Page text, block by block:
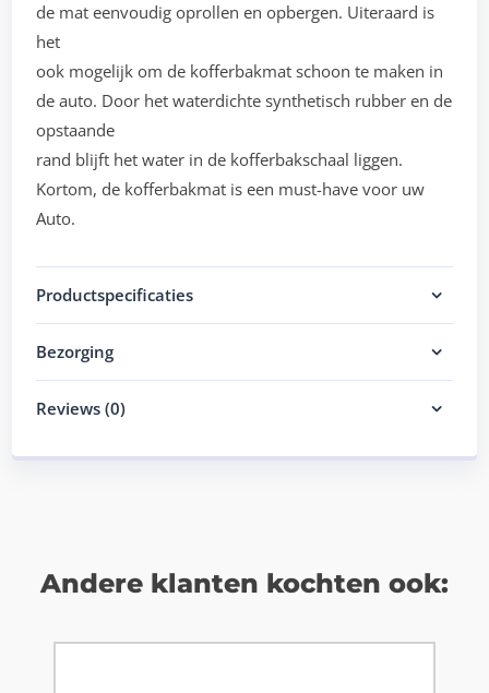
de mat eenvoudig oprollen en opbergen. Uiteraard is
het
ook mogelijk om de kofferbakmat schoon te maken in
de auto. Door het waterdichte synthetisch rubber en de
opstaande
rand blijft het water in de kofferbakschaal liggen.
Kortom, de kofferbakmat is een must-have voor uw
Auto.
Productspecificaties
Bezorging
Reviews (0)
Andere klanten kochten ook: